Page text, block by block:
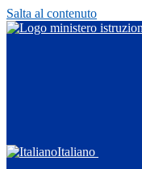
Salta al contenuto
Italiano